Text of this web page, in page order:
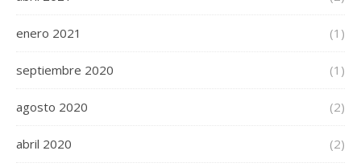
enero 2021 (1)
septiembre 2020 (1)
agosto 2020 (2)
abril 2020 (2)